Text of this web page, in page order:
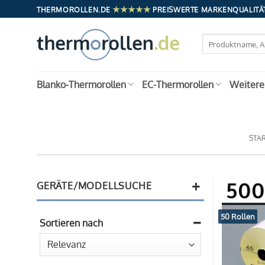
Inhalt
THERMOROLLEN.DE ★★★★★ PREISWERTE
nach:
Blanko-Thermorollen EC-Thermorollen
GERÄTE/MODELLSUCHE +
Sortieren nach
Sort Products
50 Rollen